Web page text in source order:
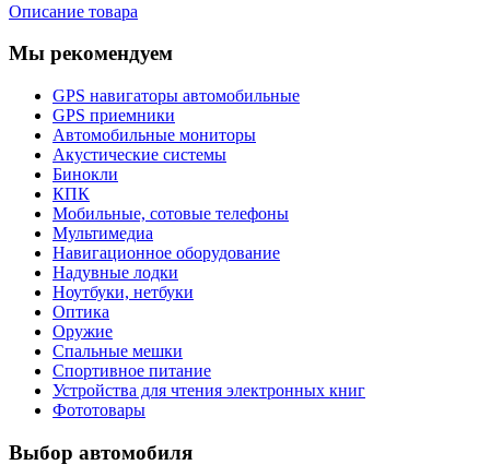
Описание товара
Мы рекомендуем
GPS навигаторы автомобильные
GPS приемники
Автомобильные мониторы
Акустические системы
Бинокли
КПК
Мобильные, сотовые телефоны
Мультимедиа
Навигационное оборудование
Надувные лодки
Ноутбуки, нетбуки
Оптика
Оружие
Спальные мешки
Спортивное питание
Устройства для чтения электронных книг
Фототовары
Выбор автомобиля